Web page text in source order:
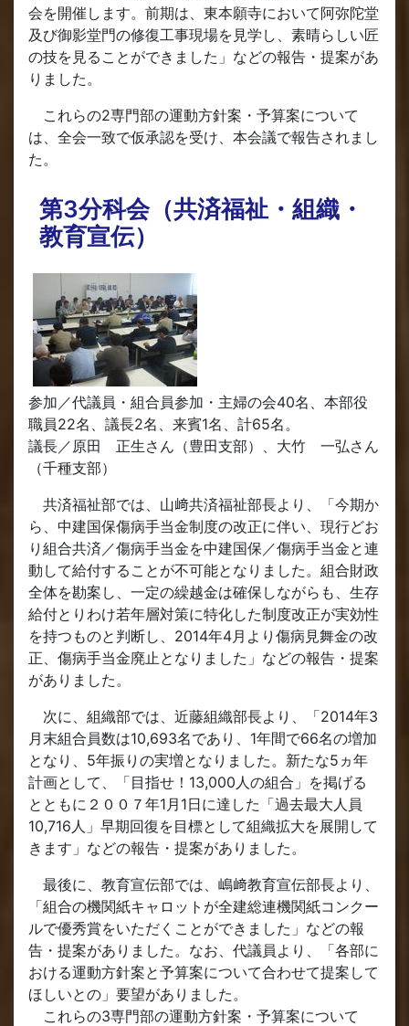
会を開催します。前期は、東本願寺において阿弥陀堂
及び御影堂門の修復工事現場を見学し、素晴らしい匠
の技を見ることができました」などの報告・提案があ
りました。
これらの2専門部の運動方針案・予算案について
は、全会一致で仮承認を受け、本会議で報告されまし
た。
第3分科会（共済福祉・組織・
教育宣伝）
参加／代議員・組合員参加・主婦の会40名、本部役
職員22名、議長2名、来賓1名、計65名。
議長／原田 正生さん（豊田支部）、大竹 一弘さん
（千種支部）
共済福祉部では、山﨑共済福祉部長より、「今期か
ら、中建国保傷病手当金制度の改正に伴い、現行どお
り組合共済／傷病手当金を中建国保／傷病手当金と連
動して給付することが不可能となりました。組合財政
全体を勘案し、一定の繰越金は確保しながらも、生存
給付とりわけ若年層対策に特化した制度改正が実効性
を持つものと判断し、2014年4月より傷病見舞金の改
正、傷病手当金廃止となりました」などの報告・提案
がありました。
次に、組織部では、近藤組織部長より、「2014年3
月末組合員数は10,693名であり、1年間で66名の増加
となり、5年振りの実増となりました。新たな5ヵ年
計画として、「目指せ！13,000人の組合」を掲げる
とともに２００７年1月1日に達した「過去最大人員
10,716人」早期回復を目標として組織拡大を展開して
きます」などの報告・提案がありました。
最後に、教育宣伝部では、嶋﨑教育宣伝部長より、
「組合の機関紙キャロットが全建総連機関紙コンクー
ルで優秀賞をいただくことができました」などの報
告・提案がありました。なお、代議員より、「各部に
おける運動方針案と予算案について合わせて提案して
ほしいとの」要望がありました。
これらの3専門部の運動方針案・予算案について